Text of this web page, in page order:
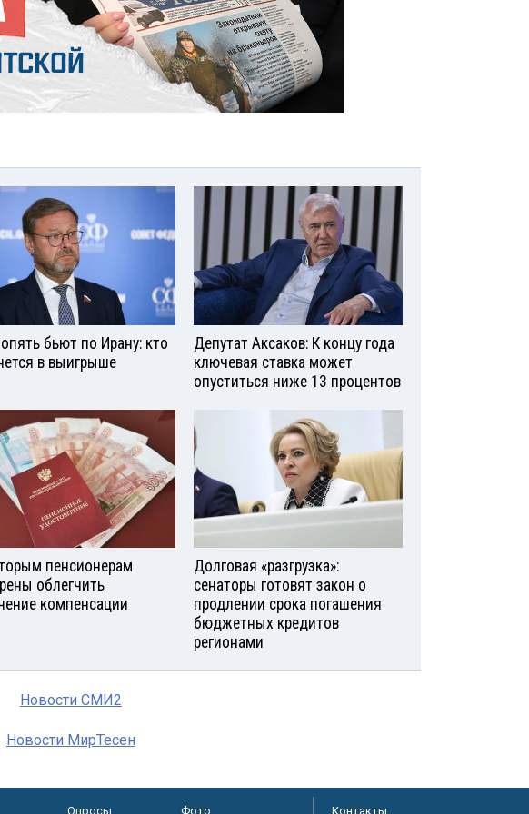
бьют по Ирану: кто
в выигрыше
Депутат Аксаков: К концу года
ключевая ставка может
опуститься ниже 13 процентов
пенсионерам
облегчить
компенсации
Долговая «разгрузка»:
сенаторы готовят закон о
продлении срока погашения
бюджетных кредитов
регионами
Новости СМИ2
Новости МирТесен
Опросы Фото Контакты